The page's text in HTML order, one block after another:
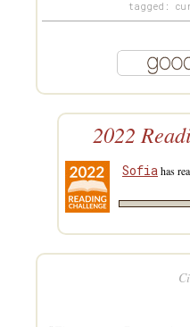
tagged:
2022
Sofiahas